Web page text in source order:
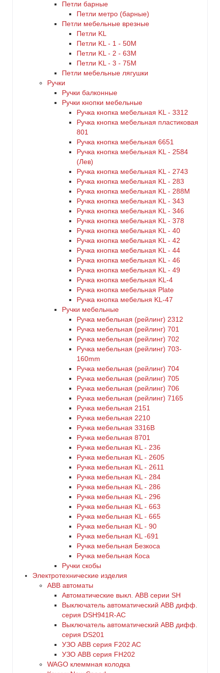
Петли барные
Петли метро (барные)
Петли мебельные врезные
Петли KL
Петли KL - 1 - 50M
Петли KL - 2 - 63M
Петли KL - 3 - 75M
Петли мебельные лягушки
Ручки
Ручки балконные
Ручки кнопки мебельные
Ручка кнопка мебельная KL - 3312
Ручка кнопка мебельная пластиковая
801
Ручка кнопка мебельная 6651
Ручка кнопка мебельная KL - 2584
(Лев)
Ручка кнопка мебельная KL - 2743
Ручка кнопка мебельная KL - 283
Ручка кнопка мебельная KL - 288M
Ручка кнопка мебельная KL - 343
Ручка кнопка мебельная KL - 346
Ручка кнопка мебельная KL - 378
Ручка кнопка мебельная KL - 40
Ручка кнопка мебельная KL - 42
Ручка кнопка мебельная KL - 44
Ручка кнопка мебельная KL - 46
Ручка кнопка мебельная KL - 49
Ручка кнопка мебельная KL-4
Ручка кнопка мебельная Plate
Ручка кнопка мебельня KL-47
Ручки мебельные
Ручка мебельная (рейлинг) 2312
Ручка мебельная (рейлинг) 701
Ручка мебельная (рейлинг) 702
Ручка мебельная (рейлинг) 703-
160mm
Ручка мебельная (рейлинг) 704
Ручка мебельная (рейлинг) 705
Ручка мебельная (рейлинг) 706
Ручка мебельная (рейлинг) 7165
Ручка мебельная 2151
Ручка мебельная 2210
Ручка мебельная 3316B
Ручка мебельная 8701
Ручка мебельная KL - 236
Ручка мебельная KL - 2605
Ручка мебельная KL - 2611
Ручка мебельная KL - 284
Ручка мебельная KL - 286
Ручка мебельная KL - 296
Ручка мебельная KL - 663
Ручка мебельная KL - 665
Ручка мебельная KL - 90
Ручка мебельная KL -691
Ручка мебельная Безкоса
Ручка мебельная Коса
Ручки скобы
Электротехнические изделия
ABB автоматы
Автоматические выкл. ABB серии SH
Выключатель автоматический ABB дифф.
серия DSH941R-AC
Выключатель автоматический АВВ дифф.
серия DS201
УЗО ABB серия F202 AC
УЗО АВВ серия FH202
WAGO клеммная колодка